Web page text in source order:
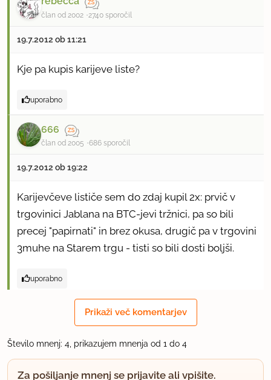
član od 2002 2740 sporočil
19.7.2012 ob 11:21
Kje pa kupis karijeve liste?
uporabno
666
član od 2005 686 sporočil
19.7.2012 ob 19:22
Karijevčeve lističe sem do zdaj kupil 2x: prvič v
trgovinici Jablana na BTC-jevi tržnici, pa so bili
precej "papirnati" in brez okusa, drugič pa v trgovini
3muhe na Starem trgu - tisti so bili dosti boljši.
uporabno
član od 2002
20.7.2012 ob 11:05
Hvala. Za 3muhe sem mislila da imajo samo
Prikaži več komentarjev
Število mnenj: 4, prikazujem mnenja od 1 do 4
Za pošiljanje mnenj se prijavite ali vpišite.